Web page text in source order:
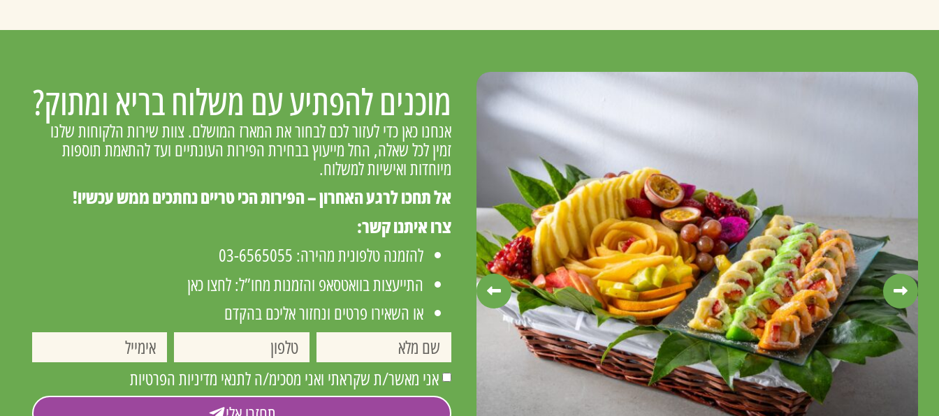
מוכנים להפתיע עם משלוח בריא ומתוק?
אנחנו כאן כדי לעזור לכם לבחור את המארז המושלם. צוות שירות הלקוחות שלנו
זמין לכל שאלה, החל מייעוץ בבחירת הפירות העונתיים ועד להתאמת תוספות
מיוחדות ואישיות למשלוח.
אל תחכו לרגע האחרון – הפירות הכי טריים נחתכים ממש עכשיו!
צרו איתנו קשר:
להזמנה טלפונית מהירה: 03-6565055
התייעצות בוואטסאפ והזמנות מחו”ל:לחצו כאן
או השאירו פרטים ונחזור אליכם בהקדם
אני מאשר/ת שקראתי ואני מסכימ/ה לתנאי מדיניות הפרטיות